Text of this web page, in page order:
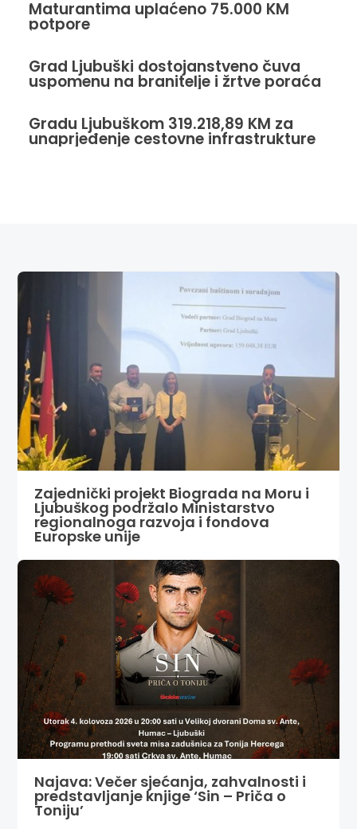
Maturantima uplaćeno 75.000 KM
potpore
Grad Ljubuški dostojanstveno čuva
uspomenu na branitelje i žrtve poraća
Gradu Ljubuškom 319.218,89 KM za
unaprjeđenje cestovne infrastrukture
Zajednički projekt Biograda na Moru i
Ljubuškog podržalo Ministarstvo
regionalnoga razvoja i fondova
Europske unije
Najava: Večer sjećanja, zahvalnosti i
predstavljanje knjige ‘Sin – Priča o
Toniju’